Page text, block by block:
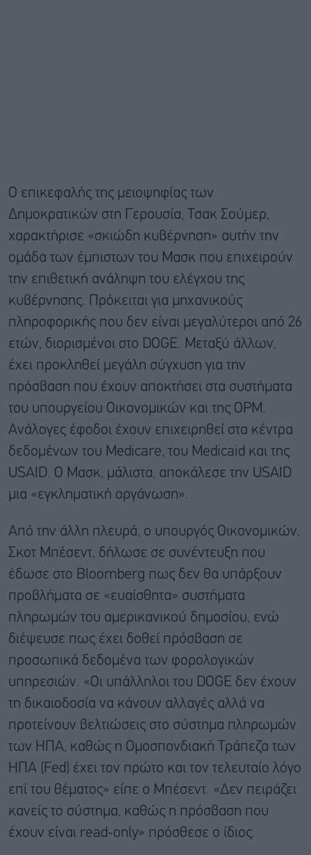
Ο επικεφαλής της μειοψηφίας των
Δημοκρατικών στη Γερουσία, Τσακ Σούμερ,
χαρακτήρισε «σκιώδη κυβέρνηση» αυτήν την
ομάδα των έμπιστων του Μασκ που επιχειρούν
την επιθετική ανάληψη του ελέγχου της
κυβέρνησης. Πρόκειται για μηχανικούς
πληροφορικής που δεν είναι μεγαλύτεροι από 26
ετών, διορισμένοι στο DOGE. Μεταξύ άλλων,
έχει προκληθεί μεγάλη σύγχυση για την
πρόσβαση που έχουν αποκτήσει στα συστήματα
του υπουργείου Οικονομικών και της OPM.
Ανάλογες έφοδοι έχουν επιχειρηθεί στα κέντρα
δεδομένων του Medicare, του Medicaid και της
USAID. Ο Μασκ, μάλιστα, αποκάλεσε την USAID
μια «εγκληματική οργάνωση».
Από την άλλη πλευρά, ο υπουργός Οικονομικών,
Σκοτ Μπέσεντ, δήλωσε σε συνέντευξη που
έδωσε στο Bloomberg πως δεν θα υπάρξουν
προβλήματα σε «ευαίσθητα» συστήματα
πληρωμών του αμερικανικού δημοσίου, ενώ
διέψευσε πως έχει δοθεί πρόσβαση σε
προσωπικά δεδομένα των φορολογικών
υπηρεσιών. «Οι υπάλληλοι του DOGE δεν έχουν
τη δικαιοδοσία να κάνουν αλλαγές αλλά να
προτείνουν βελτιώσεις στο σύστημα πληρωμών
των ΗΠΑ, καθώς η Ομοσπονδιακή Τράπεζα των
ΗΠΑ (Fed) έχει τον πρώτο και τον τελευταίο λόγο
επί του θέματος» είπε ο Μπέσεντ. «Δεν πειράζει
κανείς το σύστημα, καθώς η πρόσβαση που
έχουν είναι read-only» πρόσθεσε ο ίδιος.